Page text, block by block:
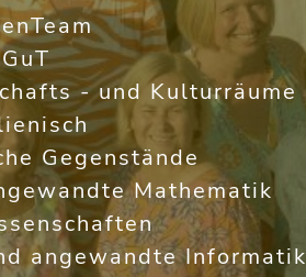
GuT
- und Kulturräume
Gegenstände
Mathematik
angewandte Informatik